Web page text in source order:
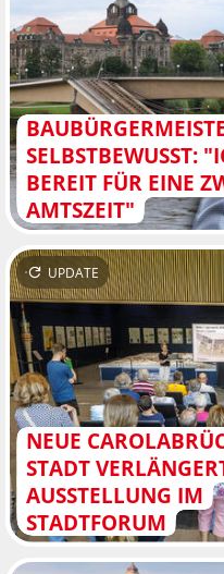
SELBSTBEWUSST:
BEREIT FÜR EINE
AMTSZEIT"
NEUE
STADT
AUSSTELLUNG IM
STADTFORUM
UPDATE